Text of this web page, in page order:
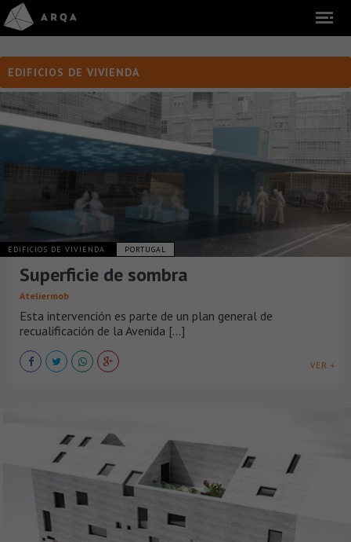
EDIFICIOS DE VIVIENDA
EDIFICIOS DE VIVIENDA PORTUGAL
Superficie de sombra
Ateliermob
Esta intervención es parte de un plan general de
recualificación de la Avenida [...]
VER +